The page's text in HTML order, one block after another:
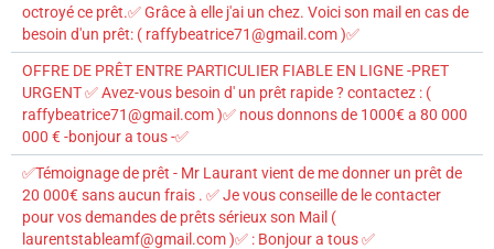
octroyé ce prêt.✅ Grâce à elle j'ai un chez. Voici son mail en cas de
besoin d'un prêt: ( raffybeatrice71@gmail.com )✅
OFFRE DE PRÊT ENTRE PARTICULIER FIABLE EN LIGNE -PRET
URGENT ✅ Avez-vous besoin d' un prêt rapide ? contactez : (
raffybeatrice71@gmail.com )✅ nous donnons de 1000€ a 80 000
000 € -bonjour a tous -✅
✅Témoignage de prêt - Mr Laurant vient de me donner un prêt de
20 000€ sans aucun frais . ✅ Je vous conseille de le contacter
pour vos demandes de prêts sérieux son Mail (
laurentstableamf@gmail.com )✅ : Bonjour a tous ✅